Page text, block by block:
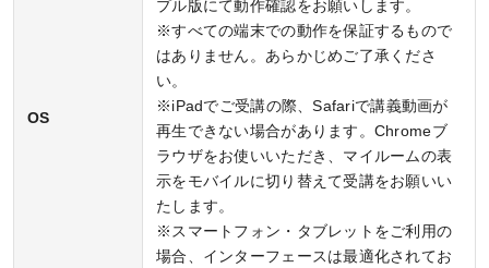
決済状況の確認
視聴開始スケジュール
申込・受講（サポート）期限
OS
プル版にて動作確認をお願いします。
※すべての端末での動作を保証するもので
はありません。あらかじめご了承くださ
い。
※iPadでご受講の際、Safariで講義動画が
再生できない場合があります。Chromeブ
ラウザをお使いいただき、マイルームの表
示をモバイルに切り替えて受講をお願いい
たします。
※スマートフォン・タブレットをご利用の
場合、インターフェースは最適化されてお